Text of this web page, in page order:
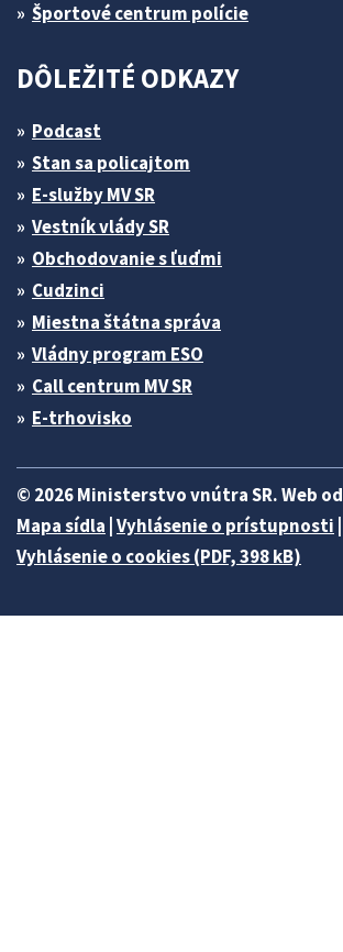
Športové centrum polície
DÔLEŽITÉ ODKAZY
Podcast
Stan sa policajtom
E-služby MV SR
Vestník vlády SR
Obchodovanie s ľuďmi
Cudzinci
Miestna štátna správa
Vládny program ESO
Call centrum MV SR
E-trhovisko
© 2026 Ministerstvo vnútra SR. Web od
Mapa sídla Vyhlásenie o prístupnosti
Vyhlásenie o cookies (PDF, 398 kB)